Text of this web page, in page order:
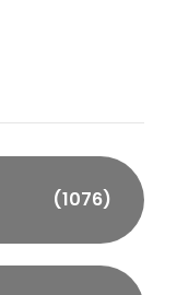
(1076)